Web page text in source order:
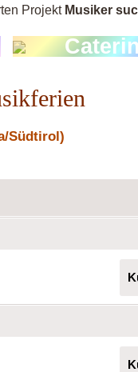
Projekt Musiker
Südtirol)